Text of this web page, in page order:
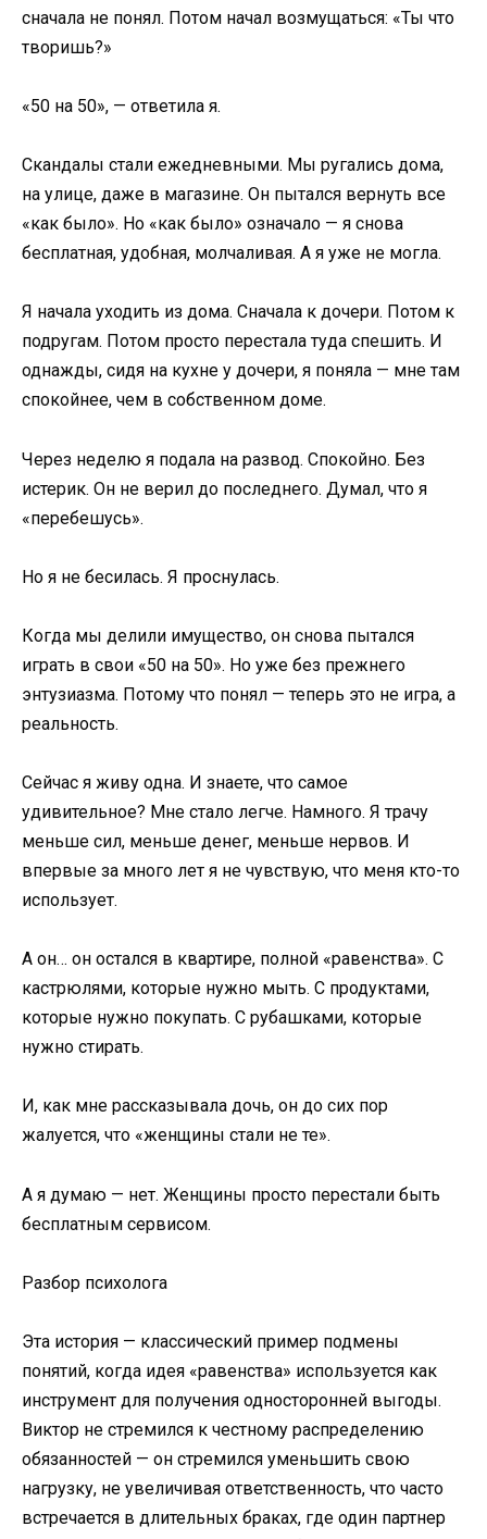
сначала не понял. Потом начал возмущаться: «Ты что
творишь?»
«50 на 50», — ответила я.
Скандалы стали ежедневными. Мы ругались дома,
на улице, даже в магазине. Он пытался вернуть все
«как было». Но «как было» означало — я снова
бесплатная, удобная, молчаливая. А я уже не могла.
Я начала уходить из дома. Сначала к дочери. Потом к
подругам. Потом просто перестала туда спешить. И
однажды, сидя на кухне у дочери, я поняла — мне там
спокойнее, чем в собственном доме.
Через неделю я подала на развод. Спокойно. Без
истерик. Он не верил до последнего. Думал, что я
«перебешусь».
Но я не бесилась. Я проснулась.
Когда мы делили имущество, он снова пытался
играть в свои «50 на 50». Но уже без прежнего
энтузиазма. Потому что понял — теперь это не игра, а
реальность.
Сейчас я живу одна. И знаете, что самое
удивительное? Мне стало легче. Намного. Я трачу
меньше сил, меньше денег, меньше нервов. И
впервые за много лет я не чувствую, что меня кто-то
использует.
А он… он остался в квартире, полной «равенства». С
кастрюлями, которые нужно мыть. С продуктами,
которые нужно покупать. С рубашками, которые
нужно стирать.
И, как мне рассказывала дочь, он до сих пор
жалуется, что «женщины стали не те».
А я думаю — нет. Женщины просто перестали быть
бесплатным сервисом.
Разбор психолога
Эта история — классический пример подмены
понятий, когда идея «равенства» используется как
инструмент для получения односторонней выгоды.
Виктор не стремился к честному распределению
обязанностей — он стремился уменьшить свою
нагрузку, не увеличивая ответственность, что часто
встречается в длительных браках, где один партнер